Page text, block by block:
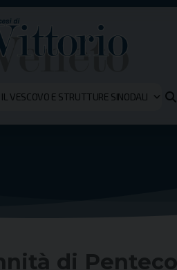
IL VESCOVO E STRUTTURE SINODALI
di